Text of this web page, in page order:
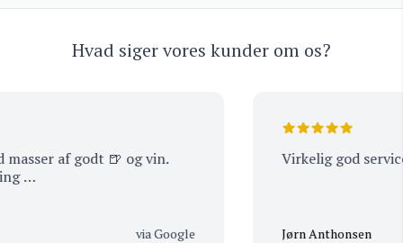
Hvad siger vores kunder om os?
af godt 🍺 og vin.
…
via Google
Virkelig god service
Jørn Anthonsen